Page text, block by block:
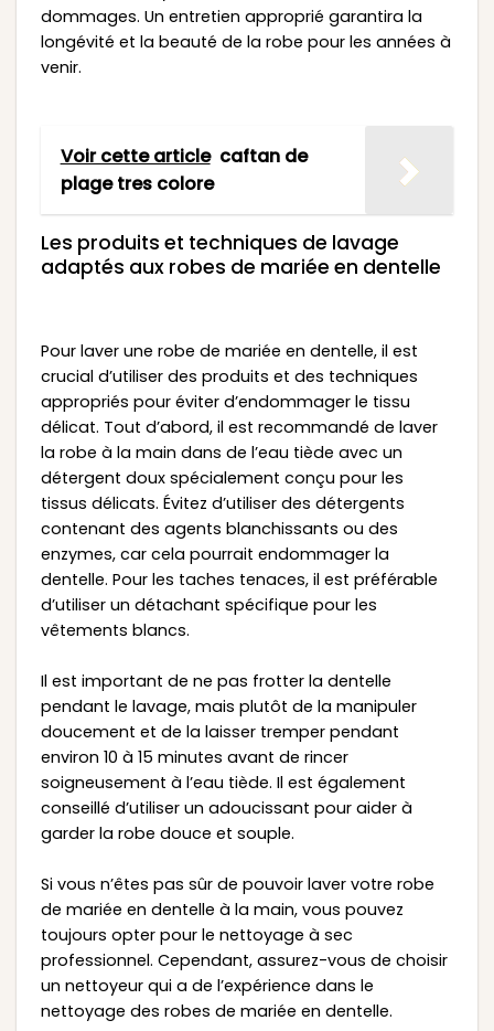
dommages. Un entretien approprié garantira la
longévité et la beauté de la robe pour les années à
venir.
Voir cette article caftan de
plage tres colore
Les produits et techniques de lavage
adaptés aux robes de mariée en dentelle
Pour laver une robe de mariée en dentelle, il est
crucial d’utiliser des produits et des techniques
appropriés pour éviter d’endommager le tissu
délicat. Tout d’abord, il est recommandé de laver
la robe à la main dans de l’eau tiède avec un
détergent doux spécialement conçu pour les
tissus délicats. Évitez d’utiliser des détergents
contenant des agents blanchissants ou des
enzymes, car cela pourrait endommager la
dentelle. Pour les taches tenaces, il est préférable
d’utiliser un détachant spécifique pour les
vêtements blancs.
Il est important de ne pas frotter la dentelle
pendant le lavage, mais plutôt de la manipuler
doucement et de la laisser tremper pendant
environ 10 à 15 minutes avant de rincer
soigneusement à l’eau tiède. Il est également
conseillé d’utiliser un adoucissant pour aider à
garder la robe douce et souple.
Si vous n’êtes pas sûr de pouvoir laver votre robe
de mariée en dentelle à la main, vous pouvez
toujours opter pour le nettoyage à sec
professionnel. Cependant, assurez-vous de choisir
un nettoyeur qui a de l’expérience dans le
nettoyage des robes de mariée en dentelle.